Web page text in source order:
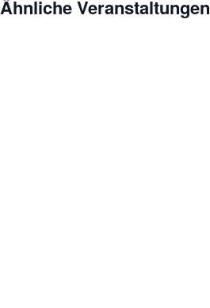
Ähnliche Veranstaltungen